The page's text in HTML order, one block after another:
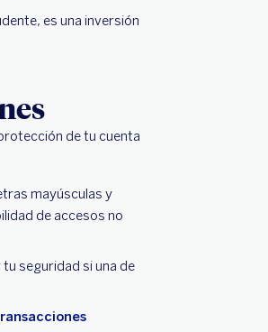
es una inversión
de tu cuenta
mayúsculas y
de accesos no
seguridad si una de